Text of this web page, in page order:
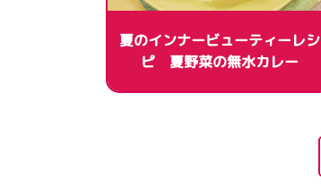
夏のインナービューティーレシ
ピ 夏野菜の無水カレー